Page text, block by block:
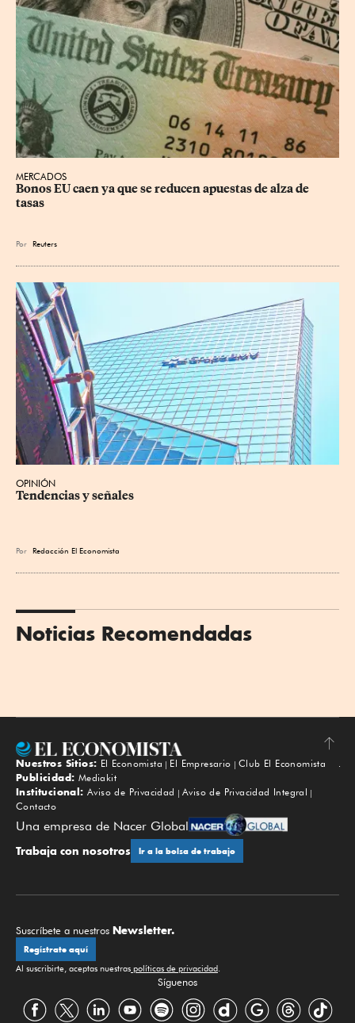
MERCADOS
Bonos EU caen ya que se reducen apuestas de alza de
tasas
Por Reuters
OPINIÓN
Tendencias y señales
Por Redacción El Economista
Noticias Recomendadas
Subir
Nuestros Sitios: El Economista El Empresario
Club El Economista
Publicidad: Mediakit
Institucional: Aviso de Privacidad
Aviso de Privacidad Integral
Contacto
Una empresa de Nacer Global
Trabaja con nosotros Ir a la bolsa de trabajo
Suscríbete a nuestros Newsletter.
Regístrate aquí
Al suscribirte, aceptas nuestras políticas de privacidad
Síguenos